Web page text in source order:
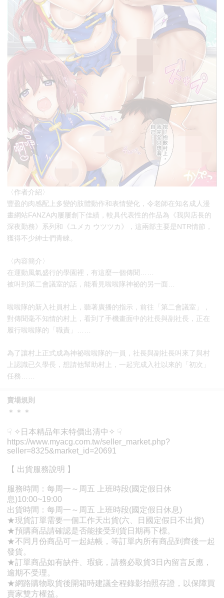
〈作者介紹〉
豐盈的肉感配上多變的肢體動作和表情變化，令老師在知名成人漫
畫網站FANZA內屢屢創下佳績，較具代表性的作品為《我與店長的
深夜勤務》系列和《ユメカ ウツツカ》，這兩部主要是NTR情節，
獲得不少紳士們青睞。
〈內容簡介〉
在運動風氣盛行的學園裡，有這麼一個傳聞……
被叫到第二會議室的話，能看見啦啦隊神祕的另一面…
啦啦隊的新入社員村上，聽著廣播的指示，前往「第二會議室」，
對傳聞毫不知情的村上，看到了手機畫面中的社長與副社長，正在
履行啦啦隊的「職責」……
為了讓村上正式成為神祕啦啦隊的一員，社長與副社長叫來了與村
上認識已久學長，想請他幫助村上，一起完成入社以來的「初次」
任務……
賣場規則